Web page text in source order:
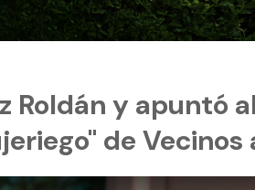
Roldán y apuntó al
de Vecinos